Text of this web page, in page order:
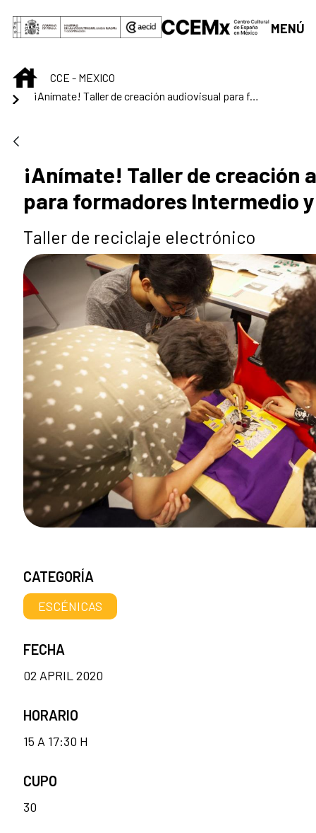
Skip to Main Content
MENÚ
INICIOCCE - MEXICO
¡Anímate! Taller de creación audiovisual para formadores Intermedio y Avanzado
¡Anímate! Taller de creación
para formadores Intermedio
Taller de reciclaje electrónico
CATEGORÍA
ESCÉNICAS
FECHA
02 APRIL 2020
HORARIO
15 A 17:30 H
CUPO
30